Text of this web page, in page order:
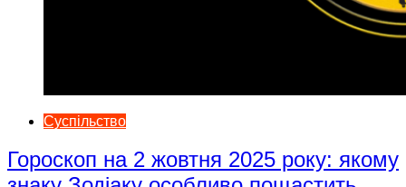
Суспільство
Гороскоп на 2 жовтня 2025 року: якому